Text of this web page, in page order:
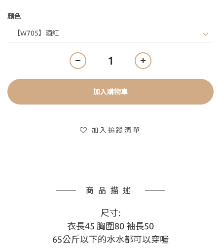
顏色
加入購物車
加入追蹤清單
商品描述
尺寸:
衣長45 胸圍80 袖長50
65公斤以下的水水都可以穿喔